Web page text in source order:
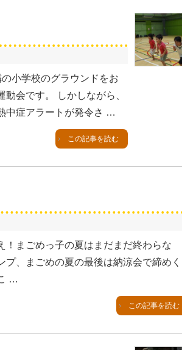
小学校のグラウンドをお
会です。 しかしながら、
中症アラートが発令さ …
この記事を読む
！まごめっ子の夏はまだまだ終わらな
、まごめの夏の最後は納涼会で締めく
…
この記事を読む